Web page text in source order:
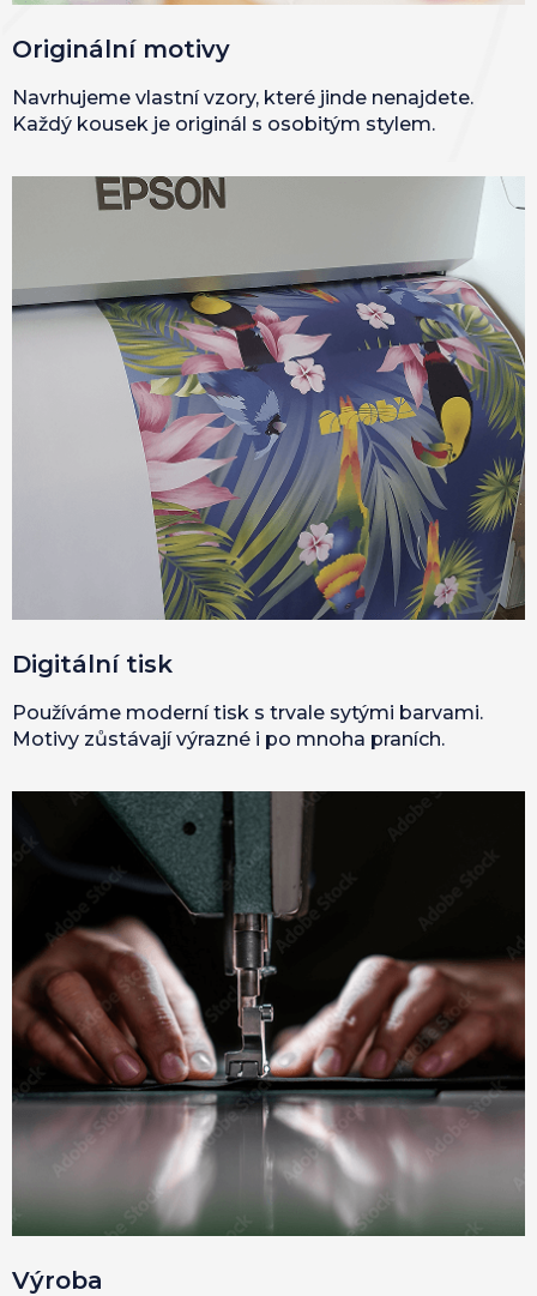
Originální motivy
Navrhujeme vlastní vzory, které jinde nenajdete.
Každý kousek je originál s osobitým stylem.
Digitální tisk
Používáme moderní tisk s trvale sytými barvami.
Motivy zůstávají výrazné i po mnoha praních.
Výroba